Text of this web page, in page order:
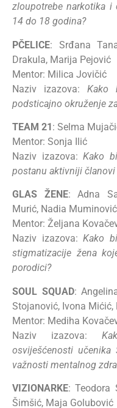
zloupotrebe narkotika
14 do 18 godina?
PČELICE: Srđana
Drakula, Marija Pejović
Mentor: Milica Jovičić
Naziv izazova: Kako
podsticajno okruženje
TEAM 21: Selma
Mentor: Sonja Ilić
Naziv izazova:Kako
postanu aktivniji članovi
GLAS ŽENE: Adna
Murić, Nadia
Mentor: Željana
Naziv izazova: Kako
stigmatizacije žena
porodici?
SOUL SQUAD:
Stojanović, Ivona
Mentor: Mediha
Naziv izazova:
osviješćenosti učenika
važnosti mentalnog
VIZIONARKE: Teodora
Šimšić, Maja Golubović